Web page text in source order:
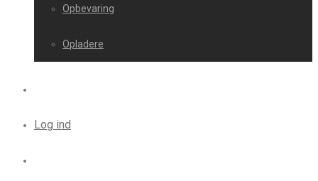
Opbevaring
Opladere
Log ind